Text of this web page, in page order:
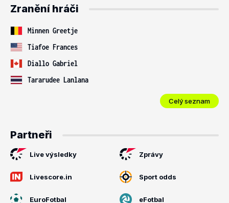
Zranění hráči
Minnen Greetje
Tiafoe Frances
Diallo Gabriel
Tararudee Lanlana
Celý seznam
Partneři
Live výsledky Zprávy
Livescore.in Sport odds
EuroFotbal eFotbal